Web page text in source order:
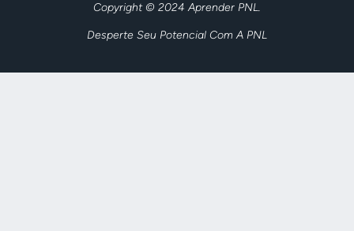
Copyright © 2024 Aprender PNL.
Desperte Seu Potencial Com A PNL